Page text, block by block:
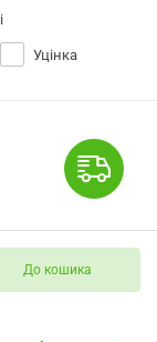
Уцінка
До кошика